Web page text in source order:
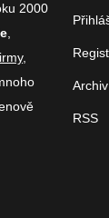
2000
,
RSS